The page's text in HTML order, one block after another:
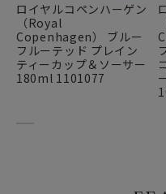
ロイヤルコペンハーゲン
（Royal
Copenhagen） ブルー
フルーテッド プレイン
ティーカップ＆ソーサー
180ml 1101077